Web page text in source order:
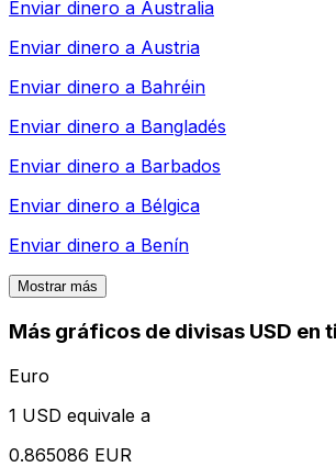
Enviar dinero a Australia
Enviar dinero a Austria
Enviar dinero a Bahréin
Enviar dinero a Bangladés
Enviar dinero a Barbados
Enviar dinero a Bélgica
Enviar dinero a Benín
Mostrar más
Más gráficos de divisas USD en
Euro
1 USD equivale a
0.865086 EUR